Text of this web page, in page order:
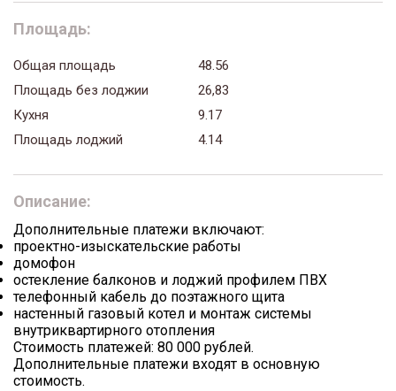
Площадь:
Общая площадь
48.56
Площадь без лоджии
26,83
Кухня
9.17
Площадь лоджий
4.14
Описание:
Дополнительные платежи включают:
проектно-изыскательские работы
домофон
остекление балконов и лоджий профилем ПВХ
телефонный кабель до поэтажного щита
настенный газовый котел и монтаж системы
внутриквартирного отопления
Стоимость платежей: 80 000 рублей.
Дополнительные платежи входят в основную
стоимость.